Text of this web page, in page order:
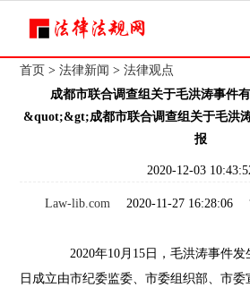
首页 >法律新闻 >法律观点
成都市联合调查组关于毛洪涛事件
&quot;&gt;成都市联合调查组关于毛洪
报
2020-12-03
Law-lib.com 2020-11-27 16:28:06
2020年10月15日，毛洪涛事件发
日成立由市纪委监委、市委组织部、市